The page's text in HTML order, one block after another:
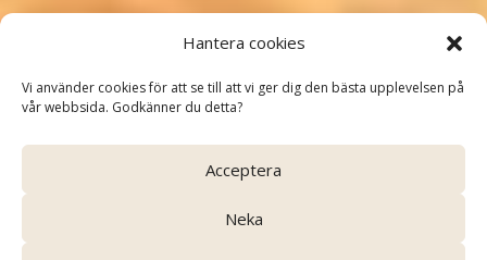
Hantera cookies
Vi använder cookies för att se till att vi ger dig den bästa upplevelsen på
vår webbsida. Godkänner du detta?
Acceptera
Neka
Grand Tours
– Resor med omtanke och
kvalitet